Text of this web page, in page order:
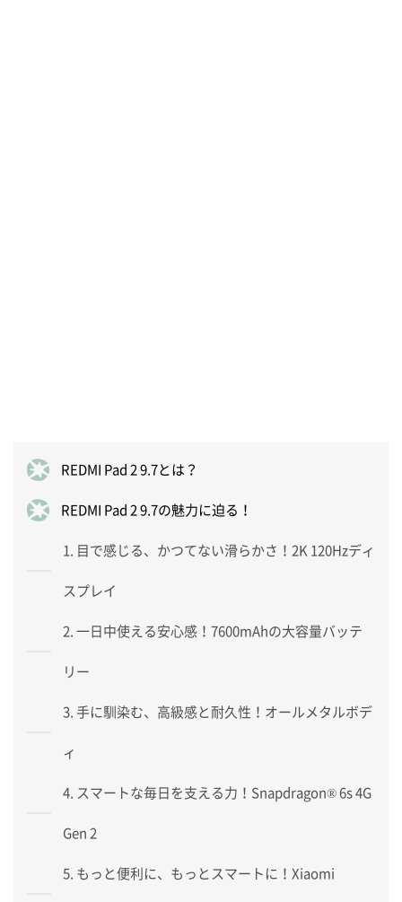
REDMI Pad 2 9.7とは？
REDMI Pad 2 9.7の魅力に迫る！
1. 目で感じる、かつてない滑らかさ！2K 120Hzディ
スプレイ
2. 一日中使える安心感！7600mAhの大容量バッテ
リー
3. 手に馴染む、高級感と耐久性！オールメタルボデ
ィ
4. スマートな毎日を支える力！Snapdragon® 6s 4G
Gen 2
5. もっと便利に、もっとスマートに！Xiaomi